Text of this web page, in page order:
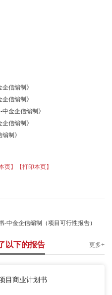
信编制》
企信编制》
-中金企信编制》
企信编制 》
编制 》
页】 【打印本页】
中金企信编制（项目可行性报告）
以下的报告 更多+
目商业计划书